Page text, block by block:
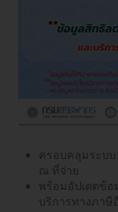
ครอบคลุมระบบ
ณ ที่จ่าย
พร้อมอัปเดตข้
บริการทางภาษี